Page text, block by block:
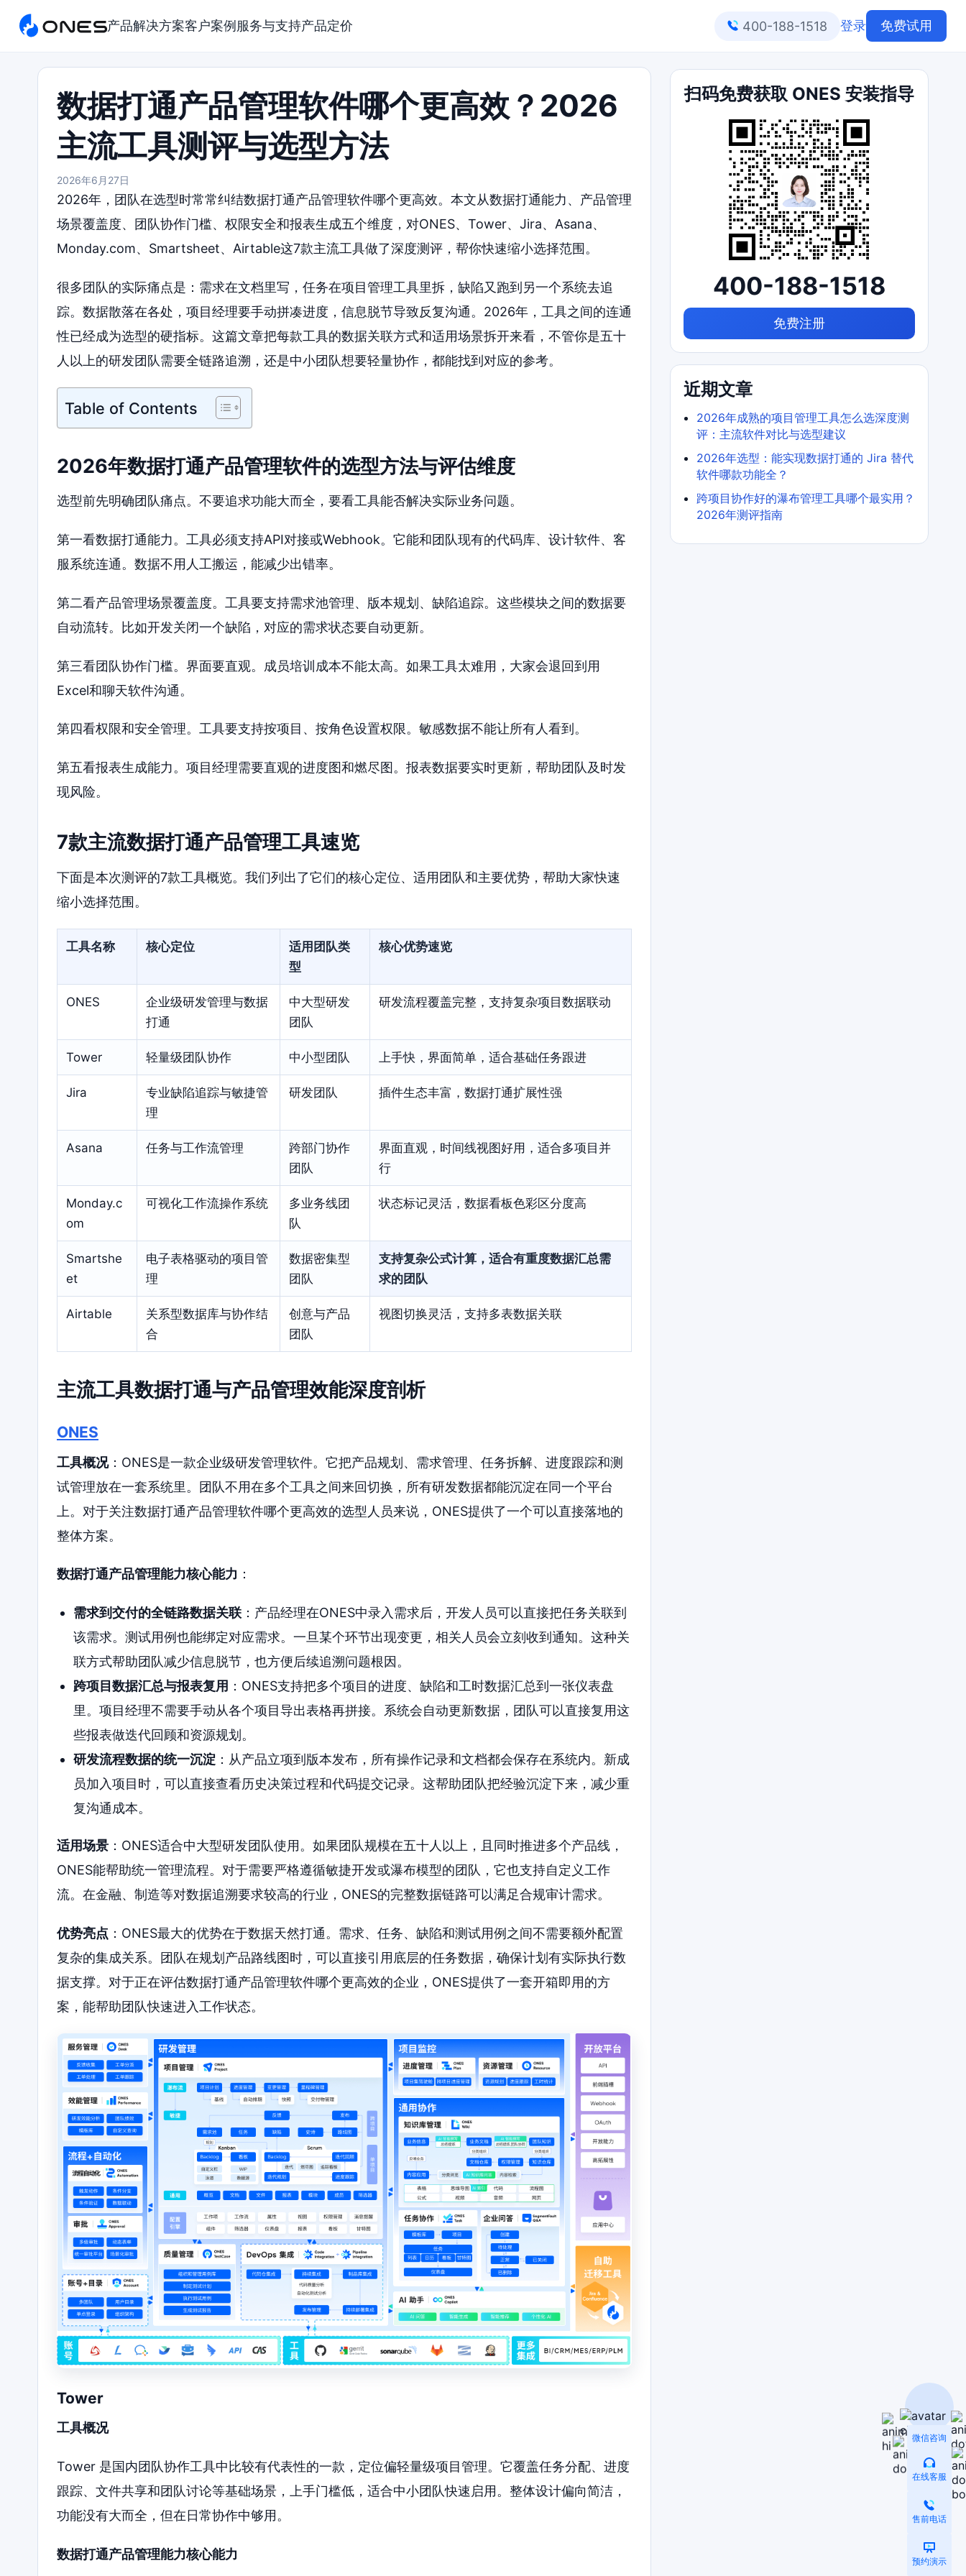
产品解决方案客户案例 服务与支持产品定价 400-188-1518 登录 免费试用
数据打通产品管理软件哪个更高效？2026
主流工具测评与选型方法
2026年6月27日
2026年，团队在选型时常常纠结数据打通产品管理软件哪个更高效。本文从数据打通能力、产品管理
场景覆盖度、团队协作门槛、权限安全和报表生成五个维度，对ONES、Tower、Jira、Asana、
Monday.com、Smartsheet、Airtable这7款主流工具做了深度测评，帮你快速缩小选择范围。
很多团队的实际痛点是：需求在文档里写，任务在项目管理工具里拆，缺陷又跑到另一个系统去追
踪。数据散落在各处，项目经理要手动拼凑进度，信息脱节导致反复沟通。2026年，工具之间的连通
性已经成为选型的硬指标。这篇文章把每款工具的数据关联方式和适用场景拆开来看，不管你是五十
人以上的研发团队需要全链路追溯，还是中小团队想要轻量协作，都能找到对应的参考。
Table of Contents
2026年数据打通产品管理软件的选型方法与评估维度
选型前先明确团队痛点。不要追求功能大而全，要看工具能否解决实际业务问题。
第一看数据打通能力。工具必须支持API对接或Webhook。它能和团队现有的代码库、设计软件、客
服系统连通。数据不用人工搬运，能减少出错率。
第二看产品管理场景覆盖度。工具要支持需求池管理、版本规划、缺陷追踪。这些模块之间的数据要
自动流转。比如开发关闭一个缺陷，对应的需求状态要自动更新。
第三看团队协作门槛。界面要直观。成员培训成本不能太高。如果工具太难用，大家会退回到用
Excel和聊天软件沟通。
第四看权限和安全管理。工具要支持按项目、按角色设置权限。敏感数据不能让所有人看到。
第五看报表生成能力。项目经理需要直观的进度图和燃尽图。报表数据要实时更新，帮助团队及时发
现风险。
7款主流数据打通产品管理工具速览
下面是本次测评的7款工具概览。我们列出了它们的核心定位、适用团队和主要优势，帮助大家快速
缩小选择范围。
工具名称 核心定位
适用团队类
型
核心优势速览
ONES
企业级研发管理与数据
打通
中大型研发
团队
研发流程覆盖完整，支持复杂项目数据联动
Tower 轻量级团队协作 中小型团队 上手快，界面简单，适合基础任务跟进
Jira
专业缺陷追踪与敏捷管
理
研发团队 插件生态丰富，数据打通扩展性强
Asana 任务与工作流管理
跨部门协作
团队
界面直观，时间线视图好用，适合多项目并
行
Monday.c
om
可视化工作流操作系统
多业务线团
队
状态标记灵活，数据看板色彩区分度高
Smartshe
et
电子表格驱动的项目管
理
数据密集型
团队
支持复杂公式计算，适合有重度数据汇总需
求的团队
Airtable
关系型数据库与协作结
合
创意与产品
团队
视图切换灵活，支持多表数据关联
主流工具数据打通与产品管理效能深度剖析
ONES
工具概况：ONES是一款企业级研发管理软件。它把产品规划、需求管理、任务拆解、进度跟踪和测
试管理放在一套系统里。团队不用在多个工具之间来回切换，所有研发数据都能沉淀在同一个平台
上。对于关注数据打通产品管理软件哪个更高效的选型人员来说，ONES提供了一个可以直接落地的
整体方案。
数据打通产品管理能力核心能力 ：
需求到交付的全链路数据关联：产品经理在ONES中录入需求后，开发人员可以直接把任务关联到
该需求。测试用例也能绑定对应需求。一旦某个环节出现变更，相关人员会立刻收到通知。这种关
联方式帮助团队减少信息脱节，也方便后续追溯问题根因。
跨项目数据汇总与报表复用 ：ONES支持把多个项目的进度、缺陷和工时数据汇总到一张仪表盘
里。项目经理不需要手动从各个项目导出表格再拼接。系统会自动更新数据，团队可以直接复用这
些报表做迭代回顾和资源规划。
研发流程数据的统一沉淀：从产品立项到版本发布，所有操作记录和文档都会保存在系统内。新成
员加入项目时，可以直接查看历史决策过程和代码提交记录。这帮助团队把经验沉淀下来，减少重
复沟通成本。
适用场景 ：ONES适合中大型研发团队使用。如果团队规模在五十人以上，且同时推进多个产品线，
ONES能帮助统一管理流程。对于需要严格遵循敏捷开发或瀑布模型的团队，它也支持自定义工作
流。在金融、制造等对数据追溯要求较高的行业，ONES的完整数据链路可以满足合规审计需求。
优势亮点 ：ONES最大的优势在于数据天然打通。需求、任务、缺陷和测试用例之间不需要额外配置
复杂的集成关系。团队在规划产品路线图时，可以直接引用底层的任务数据，确保计划有实际执行数
据支撑。对于正在评估数据打通产品管理软件哪个更高效的企业，ONES提供了一套开箱即用的方
案，能帮助团队快速进入工作状态。
Tower
工具概况
Tower 是国内团队协作工具中比较有代表性的一款，定位偏轻量级项目管理。它覆盖任务分配、进度
跟踪、文件共享和团队讨论等基础场景，上手门槛低，适合中小团队快速启用。整体设计偏向简洁，
功能没有大而全，但在日常协作中够用。
数据打通产品管理能力核心能力
扫码免费获取 ONES 安装指导
400-188-1518
免费注册
近期文章
2026年成熟的项目管理工具怎么选深度测
评：主流软件对比与选型建议
2026年选型：能实现数据打通的 Jira 替代
软件哪款功能全？
跨项目协作好的瀑布管理工具哪个最实用？
2026年测评指南
微信咨询
在线客服
售前电话
预约演示